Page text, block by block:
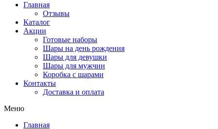
Главная
Отзывы
Каталог
Акции
Готовые наборы
Шары на день рождения
Шары для девушки
Шары для мужчин
Коробка с шарами
Контакты
Доставка и оплата
Меню
Главная